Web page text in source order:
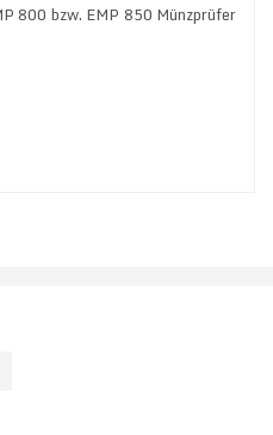
800 bzw. EMP 850 Münzprüfer